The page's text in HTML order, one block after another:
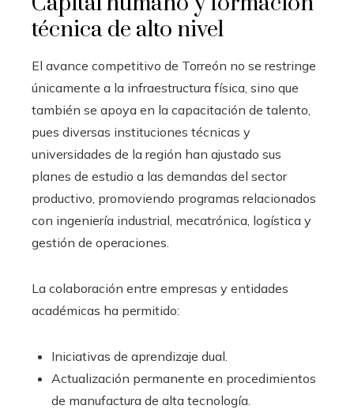
técnica de alto nivel
El avance competitivo de Torreón no se restringe
únicamente a la infraestructura física, sino que
también se apoya en la capacitación de talento,
pues diversas instituciones técnicas y
universidades de la región han ajustado sus
planes de estudio a las demandas del sector
productivo, promoviendo programas relacionados
con ingeniería industrial, mecatrónica, logística y
gestión de operaciones.
La colaboración entre empresas y entidades
académicas ha permitido:
Iniciativas de aprendizaje dual.
Actualización permanente en procedimientos
de manufactura de alta tecnología.